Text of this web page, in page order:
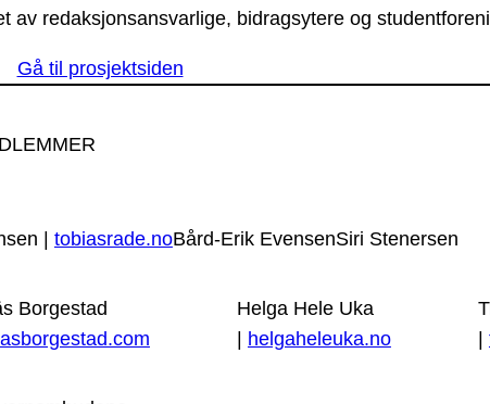
av redaksjonsansvarlige, bidragsytere og
Gå til prosjektsiden
| tobiasrade.noBård-Erik EvensenSiri Stenersen
Borgestad
Helga Hele Uka
| helgaheleuka.no
|